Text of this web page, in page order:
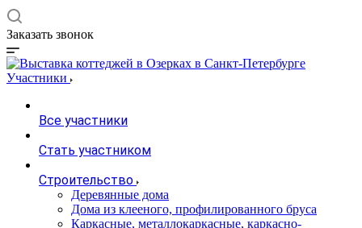
Заказать звонок
Участники
Все участники
Стать участником
Строительство
Деревянные дома
Дома из клееного, профилированного бруса
Каркасные, металлокаркасные, каркасно-